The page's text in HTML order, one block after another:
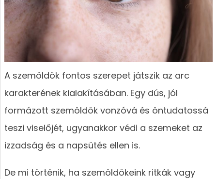
A szemöldök fontos szerepet játszik az arc
karakterének kialakításában. Egy dús, jól
formázott szemöldök vonzóvá és öntudatossá
teszi viselőjét, ugyanakkor védi a szemeket az
izzadság és a napsütés ellen is.
De mi történik, ha szemöldökeink ritkák vagy